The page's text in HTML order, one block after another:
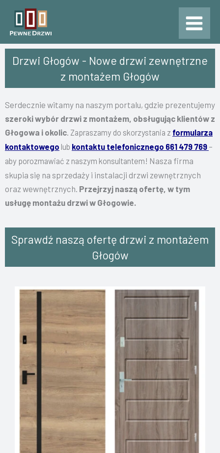
Przejdź
treści
Drzwi Głogów - Nowe drzwi zewnętrzne
z montażem Głogów
Serdecznie witamy na naszym portalu, gdzie prezentujemy
szeroki wybór drzwi z montażem, obsługując klientów z
Głogowa i okolic. Zapraszamy do skorzystania z formularza
kontaktowego lub kontaktu telefonicznego 661 479 769 –
aby porozmawiać z naszym konsultantem! Nasza firma
skupia się na sprzedaży i instalacji drzwi zewnętrznych
oraz wewnętrznych. Przejrzyj naszą ofertę, w tym
usługę montażu drzwi w Głogowie.
Sprawdź naszą ofertę drzwi z montażem
Głogów